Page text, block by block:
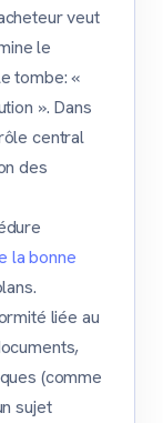
veut
le
tombe: «
». Dans
central
des
la bonne
liée au
(comme
sujet